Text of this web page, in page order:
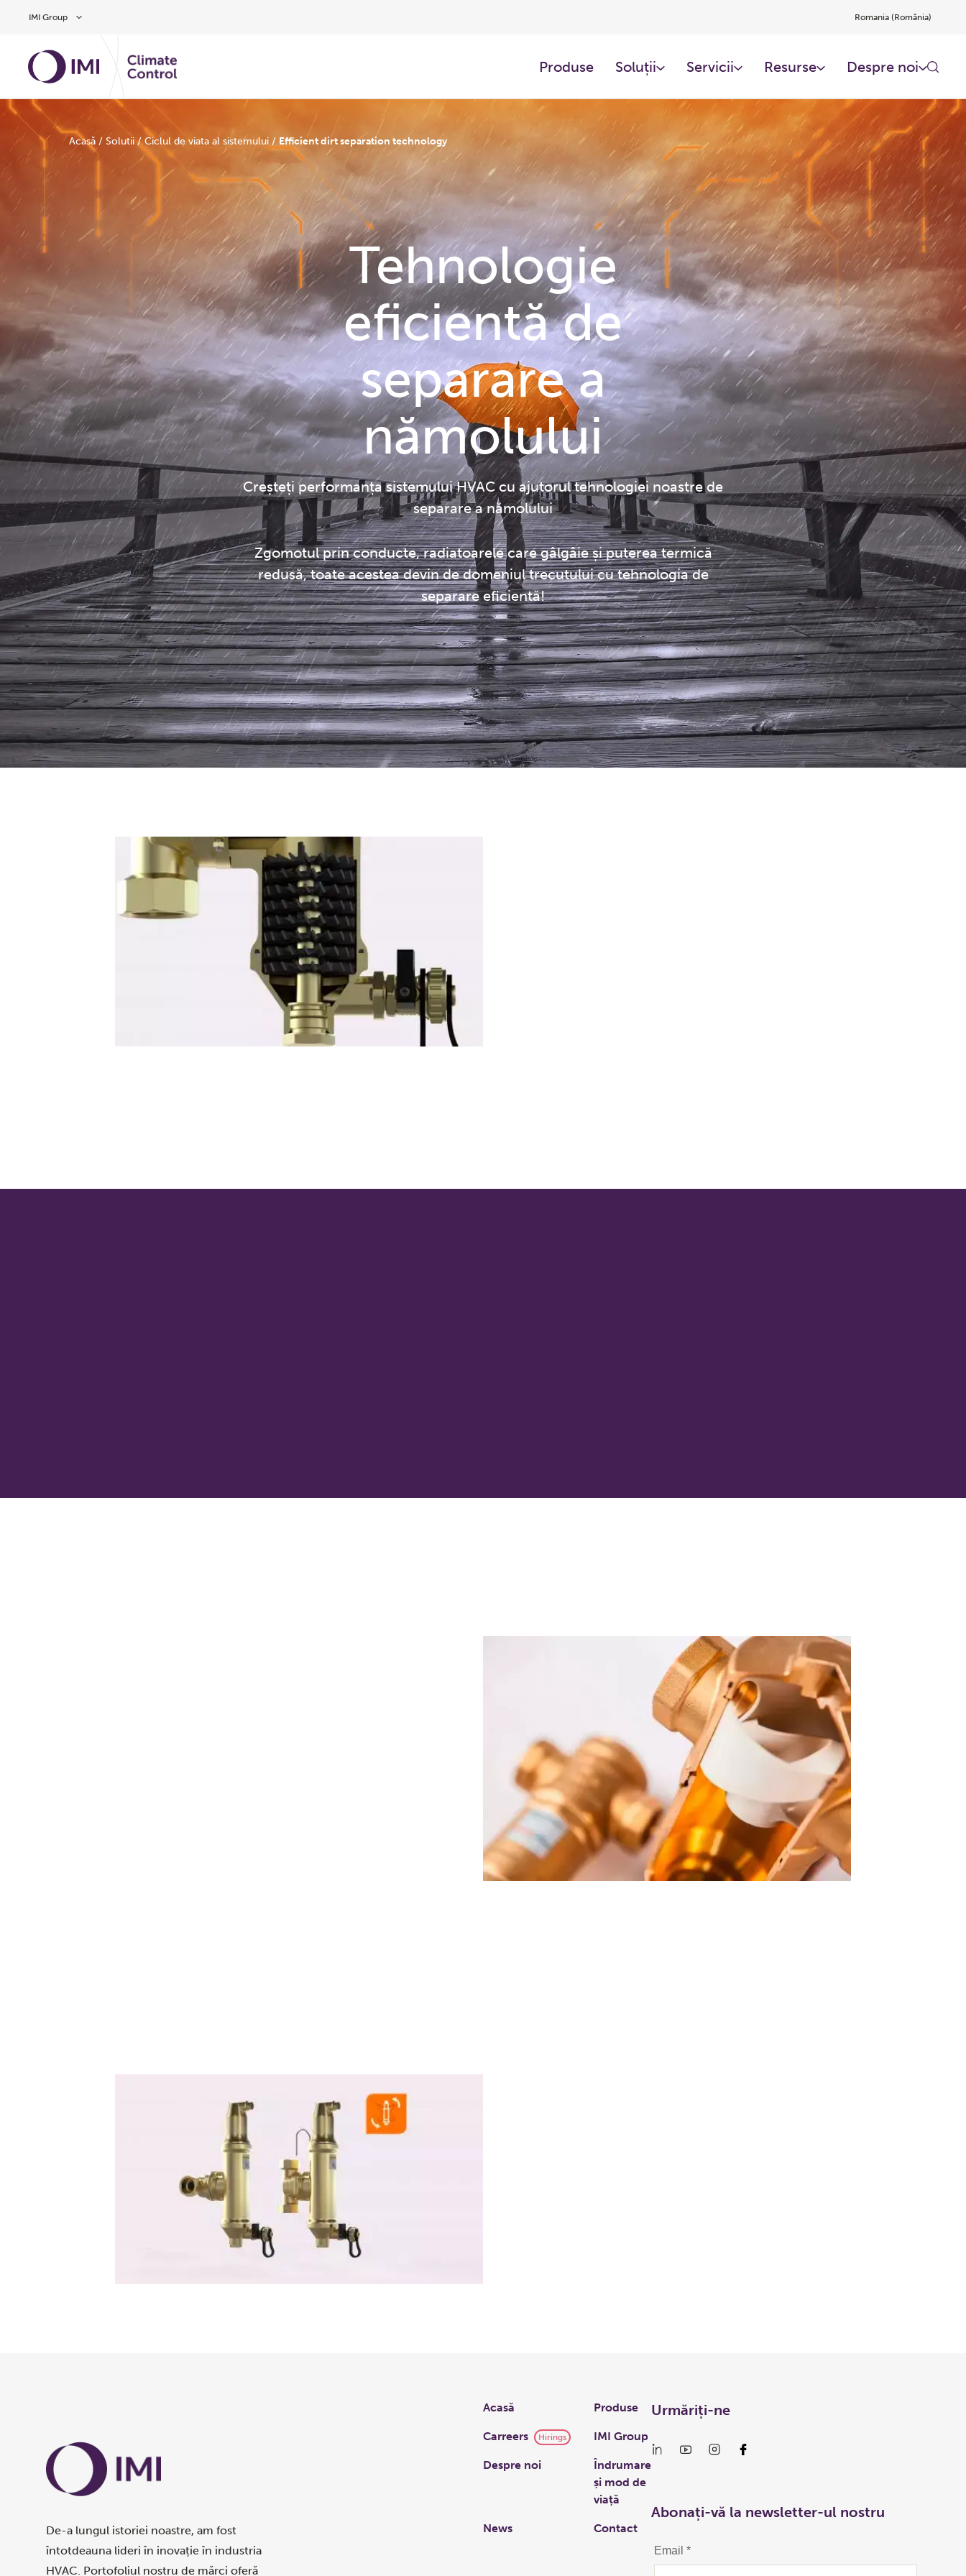
IMI Group Romania (România)
Produse Soluții Servicii Resurse Despre noi
Acasă / Solutii/Ciclul de viata al sistemului / Efficient dirt separation technology
Tehnologie
eficientă de
separare a
nămolului
Creșteți performanța sistemului HVAC cu ajutorul tehnologiei noastre de
separare a nămolului
Zgomotul prin conducte, radiatoarele care gâlgâie și puterea termică
redusă, toate acestea devin de domeniul trecutului cu tehnologia de
separare eficientă!
De-a lungul istoriei noastre, am fost
întotdeauna lideri în inovație în industria
HVAC. Portofoliul nostru de mărci oferă
Links
Acasă Produse
Carreers Hirings IMI Group
Despre noi
Îndrumare
și mod de
viață
News Contact
Urmăriți-ne
Abonați-vă la newsletter-ul nostru